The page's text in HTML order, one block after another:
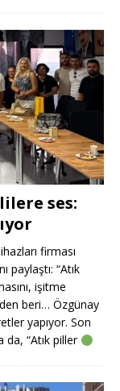
ses:
firması
paylaştı: “Atık
işitme
beri… Özgünay
yapıyor. Son
“Atık piller